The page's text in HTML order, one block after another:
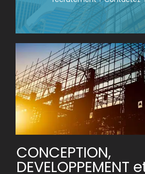
CONCEPTION,
DEVELOPPEMENT